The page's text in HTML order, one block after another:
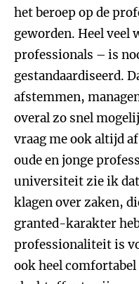
het beroep op de
geworden. Heel veel
professionals – is
gestandaardiseerd.
afstemmen,
overal zo snel
vraag me ook altijd
oude en jonge
universiteit zie ik
klagen over zaken,
granted-karakter
professionaliteit is
ook heel